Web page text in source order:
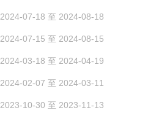
2024-07-18 至 2024-08-18
2024-07-15 至 2024-08-15
2024-03-18 至 2024-04-19
2024-02-07 至 2024-03-11
2023-10-30 至 2023-11-13